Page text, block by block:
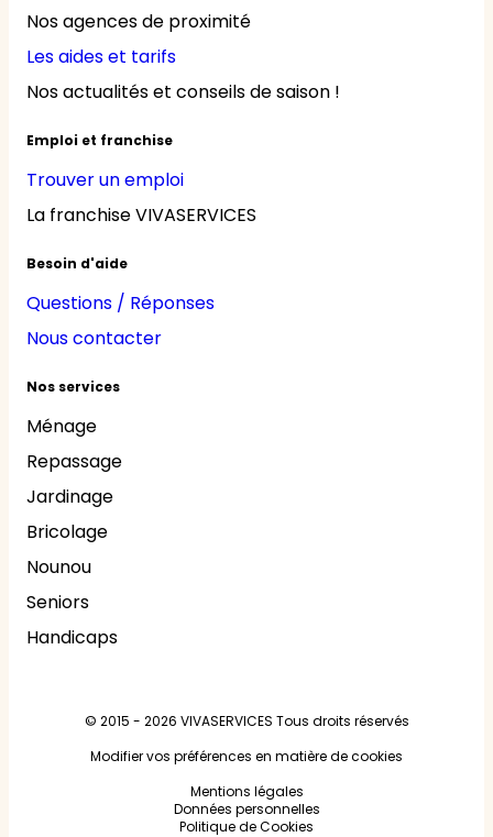
Nos agences de proximité
Les aides et tarifs
Nos actualités et conseils de saison !
Emploi et franchise
Trouver un emploi
La franchise VIVASERVICES
Besoin d'aide
Questions / Réponses
Nous contacter
Nos services
Ménage
Repassage
Jardinage
Bricolage
Nounou
Seniors
Handicaps
© 2015 - 2026 VIVASERVICES Tous droits réservés
Modifier vos préférences en matière de cookies
Mentions légales
Données personnelles
Politique de Cookies